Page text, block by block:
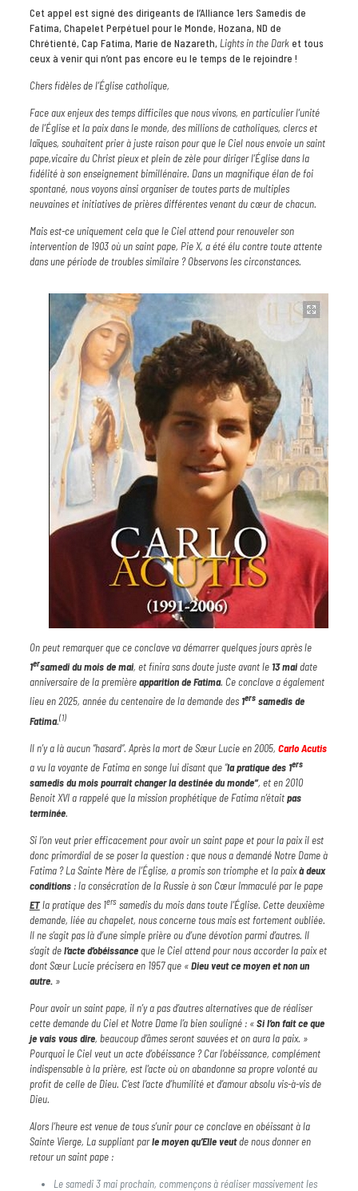
Cet appel est signé des dirigeants de l’Alliance 1ers Samedis de
Fatima, Chapelet Perpétuel pour le Monde, Hozana, ND de
Chrétienté, Cap Fatima, Marie de Nazareth, Lights in the Darket tous
ceux à venir qui n’ont pas encore eu le temps de le rejoindre !
Chers fidèles de l’Église catholique,
Face aux enjeux des temps difficiles que nous vivons, en particulier l’unité
de l’Église et la paix dans le monde, des millions de catholiques, clercs et
laïques, souhaitent prier à juste raison pour que le Ciel nous envoie un saint
pape,vicaire du Christ pieux et plein de zèle pour diriger l’Église dans la
fidélité à son enseignement bimillénaire. Dans un magnifique élan de foi
spontané, nous voyons ainsi organiser de toutes parts de multiples
neuvaines et initiatives de prières différentes venant du cœur de chacun.
Mais est-ce uniquement cela que le Ciel attend pour renouveler son
intervention de 1903 où un saint pape, Pie X, a été élu contre toute attente
dans une période de troubles similaire ? Observons les circonstances.
On peut remarquer que ce conclave va démarrer quelques jours après le
1ersamedi du mois de mai, et finira sans doute juste avant le 13 maidate
anniversaire de la premièreapparition de Fatima. Ce conclave a également
lieu en 2025, année du centenaire de la demande des1ers samedisde
Fatima.(1)
Il n’y a là aucun “hasard“. Après la mort de Sœur Lucie en 2005, CarloAcutis
a vu la voyante de Fatima en songe lui disant que “lapratiquedes 1ers
samedisdumoispourraitchangerladestinéedumonde“, et en 2010
Benoit XVI a rappelé que la mission prophétique de Fatima n’étaitpas
terminée.
Si l’on veut prier efficacement pour avoir un saint pape et pour la paix il est
donc primordial de se poser la question : que nous a demandé Notre Dame à
Fatima ? La Sainte Mère de l’Église, a promis son triomphe et la paixà deux
conditions : la consécration de la Russie à son Cœur Immaculé par le pape
ETla pratique des 1erssamedis du mois dans toute l’Église. Cette deuxième
demande, liée au chapelet, nous concerne tous mais est fortement oubliée.
Il ne s’agit pas là d’une simple prière ou d’une dévotion parmi d’autres. Il
s’agit del’acte d’obéissanceque le Ciel attend pour nous accorder la paix et
dont Sœur Lucie précisera en 1957 que «Dieuveutcemoyenetnonun
autre.»
Pour avoir un saint pape, il n’y a pas d’autres alternatives que de réaliser
cette demande du Ciel et Notre Dame l’a bien souligné : «Sil’onfaitceque
jevaisvousdire, beaucoup d’âmes seront sauvées et on aura la paix. »
Pourquoi le Ciel veut un acte d’obéissance ? Car l’obéissance, complément
indispensable à la prière, est l’acte où on abandonne sa propre volonté au
profit de celle de Dieu. C’est l’acte d’humilité et d’amour absolu vis-à-vis de
Dieu.
Alors l’heure est venue de tous s’unir pour ce conclave en obéissant à la
Sainte Vierge, La suppliant parlemoyenqu’Elleveutde nous donner en
retour un saint pape :
Le samedi 3 mai prochain, commençons à réaliser massivement les